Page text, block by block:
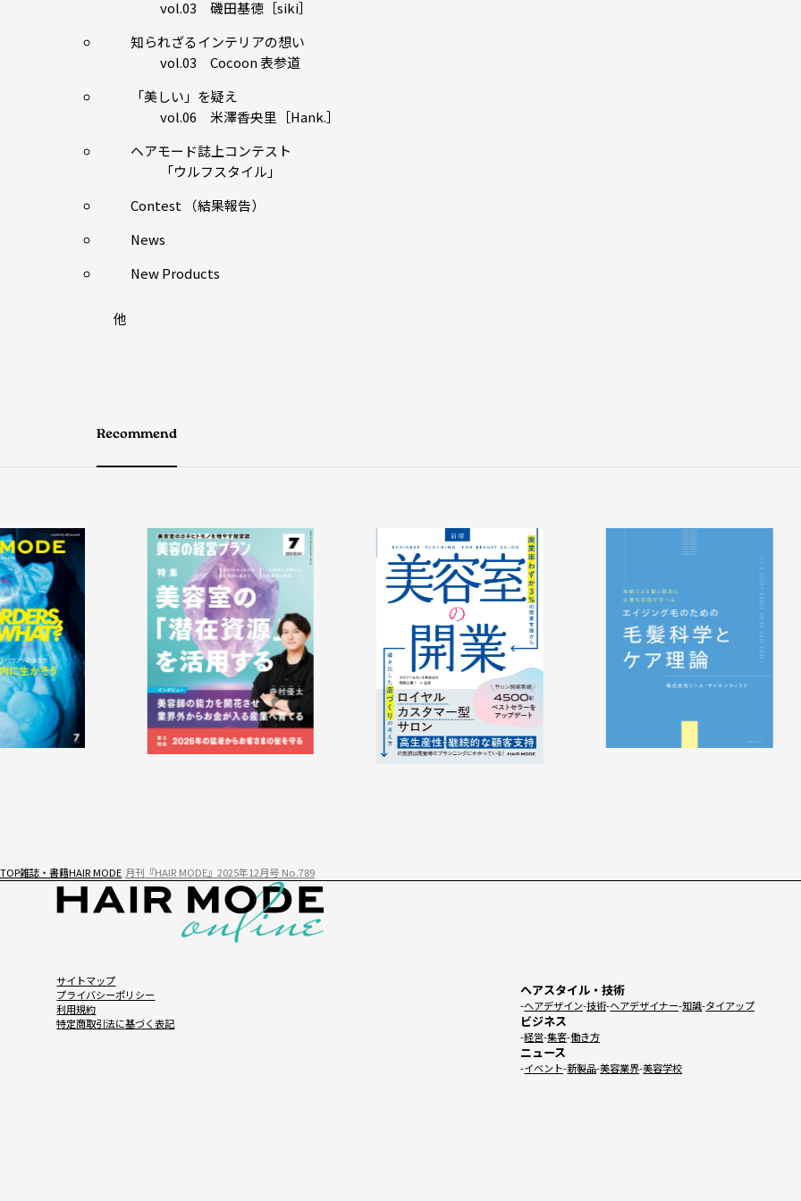
vol.03 磯田基徳［siki］
知られざるインテリアの想い
vol.03 Cocoon 表参道
「美しい」を疑え
vol.06 米澤香央里［Hank.］
ヘアモード誌上コンテスト
「ウルフスタイル」
Contest （結果報告）
News
New Products
他
Recommend
TOP雑誌・書籍HAIR MODE 月刊『HAIR MODE』2025年12月号 No.789
サイトマップ
プライバシーポリシー
利用規約
特定商取引法に基づく表記
ヘアスタイル・技術
ヘアデザイン 技術 ヘアデザイナー 知識 タイアップ
ビジネス
経営 集客 働き方
ニュース
イベント 新製品 美容業界 美容学校